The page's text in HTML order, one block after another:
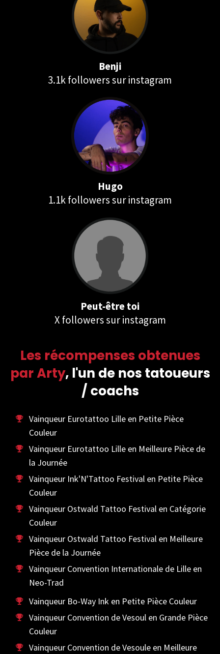
Benji
3.1k followers sur instagram
Hugo
1.1k followers sur instagram
Peut-être toi
X followers sur instagram
Les récompenses obtenues
par Arty, l'un de nos tatoueurs
/ coachs
Vainqueur Eurotattoo Lille en Petite Pièce
Couleur
Vainqueur Eurotattoo Lille en Meilleure Pièce de
la Journée
Vainqueur Ink'N'Tattoo Festival en Petite Pièce
Couleur
Vainqueur Ostwald Tattoo Festival en Catégorie
Couleur
Vainqueur Ostwald Tattoo Festival en Meilleure
Pièce de la Journée
Vainqueur Convention Internationale de Lille en
Neo-Trad
Vainqueur Bo-Way Ink en Petite Pièce Couleur
Vainqueur Convention de Vesoul en Grande Pièce
Couleur
Vainqueur Convention de Vesoule en Meilleure